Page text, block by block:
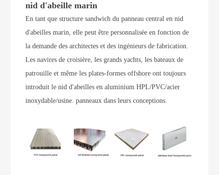
nid d'abeille marin
En tant que structure sandwich du panneau central en nid
d'abeilles marin, elle peut être personnalisée en fonction de
la demande des architectes et des ingénieurs de fabrication.
Les navires de croisière, les grands yachts, les bateaux de
patrouille et même les plates-formes offshore ont toujours
introduit le nid d'abeilles en aluminium HPL/PVC/acier
inoxydable/usine. panneaux dans leurs conceptions.